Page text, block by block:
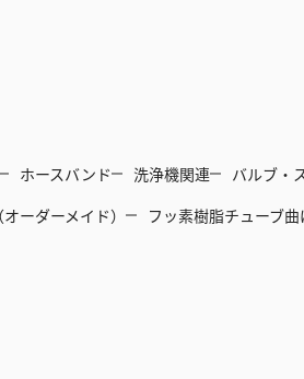
ホースバンド 洗浄機関連 バルブ・
ーダーメイド） フッ素樹脂チューブ曲